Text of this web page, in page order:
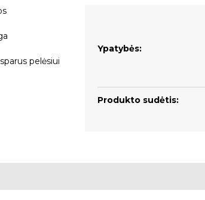
pelėsiui
Ypatybės:
Produkto sudėtis: